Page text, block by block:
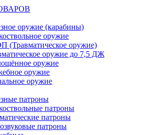
оружие (карабины)
оружие
(Травматическое оружие)
оружие до 7,5 ДЖ
оружие
оружие
оружие
патроны
патроны
патроны
патроны